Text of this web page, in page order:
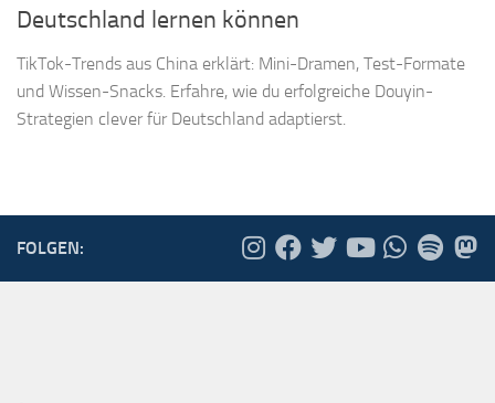
Deutschland lernen können
TikTok-Trends aus China erklärt: Mini-Dramen, Test-Formate
und Wissen-Snacks. Erfahre, wie du erfolgreiche Douyin-
Strategien clever für Deutschland adaptierst.
FOLGEN: